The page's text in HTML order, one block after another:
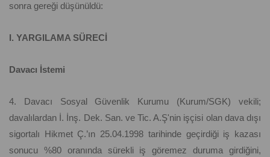
sonra gereği düşünüldü:
I. YARGILAMA SÜRECİ
Davacı İstemi
4. Davacı Sosyal Güvenlik Kurumu (Kurum/SGK) vekili;
davalılardan İ. İnş. Dek. San. ve Tic. A.Ş'nin işçisi olan dava dışı
sigortalı Hikmet Ç.’ın 25.04.1998 tarihinde geçirdiği iş kazası
sonucu %80 oranında sürekli iş göremez duruma girdiğini,